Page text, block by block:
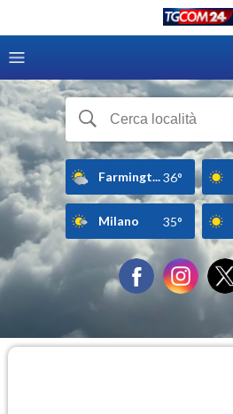
Farmingt...36°
Milano 35°